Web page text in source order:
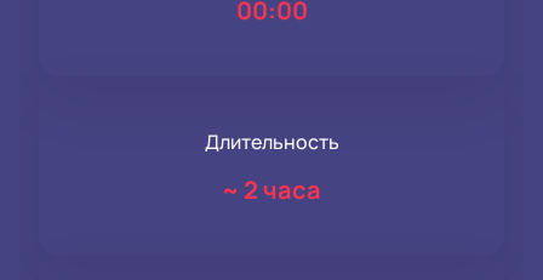
00:00
Длительность
~ 2 часа